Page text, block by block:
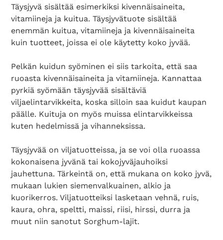
Täysjyvä sisältää esimerkiksi kivennäisaineita,
vitamiineja ja kuitua. Täysjyvätuote sisältää
enemmän kuitua, vitamiineja ja kivennäisaineita
kuin tuotteet, joissa ei ole käytetty koko jyvää.
Pelkän kuidun syöminen ei siis tarkoita, että saa
ruoasta kivennäisaineita ja vitamiineja. Kannattaa
pyrkiä syömään täysjyvää sisältäviä
viljaelintarvikkeita, koska silloin saa kuidut kaupan
päälle. Kuituja on myös muissa elintarvikkeissa
kuten hedelmissä ja vihanneksissa.
Täysjyvää on viljatuotteissa, ja se voi olla ruoassa
kokonaisena jyvänä tai kokojyväjauhoiksi
jauhettuna. Tärkeintä on, että mukana on koko jyvä,
mukaan lukien siemenvalkuainen, alkio ja
kuorikerros. Viljatuotteiksi lasketaan vehnä, ruis,
kaura, ohra, speltti, maissi, riisi, hirssi, durra ja
muut niin sanotut Sorghum-lajit.